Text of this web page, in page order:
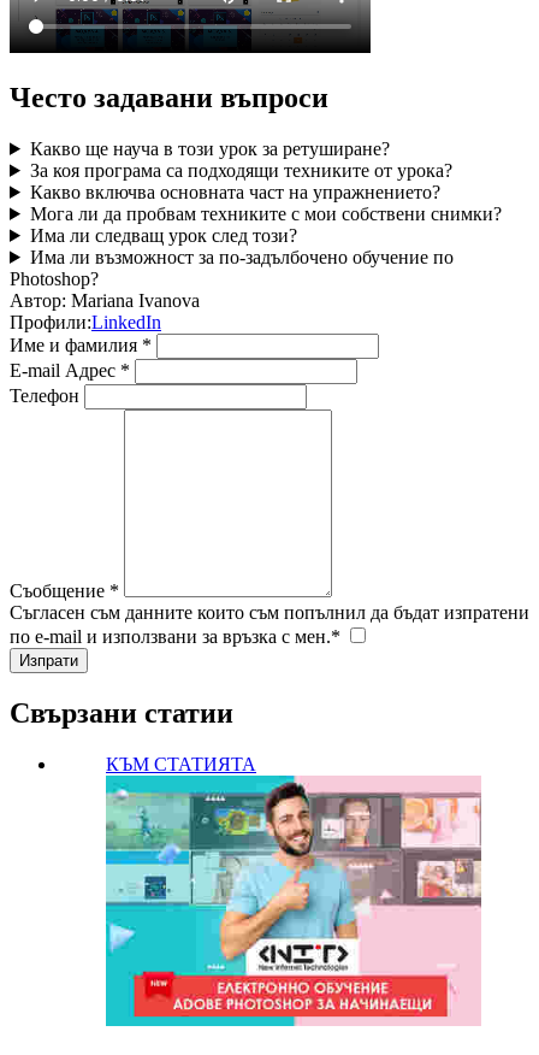
Често задавани въпроси
Какво ще науча в този урок за ретуширане?
За коя програма са подходящи техниките от урока?
Какво включва основната част на упражнението?
Мога ли да пробвам техниките с мои собствени снимки?
Има ли следващ урок след този?
Има ли възможност за по-задълбочено обучение по
Photoshop?
Автор: Mariana Ivanova
Профили:LinkedIn
Име и фамилия *
E-mail Адрес *
Телефон
Съобщение *
Съгласен съм данните които съм попълнил да бъдат изпратени
по e-mail и използвани за връзка с мен.*
Свързани статии
КЪМ СТАТИЯТА